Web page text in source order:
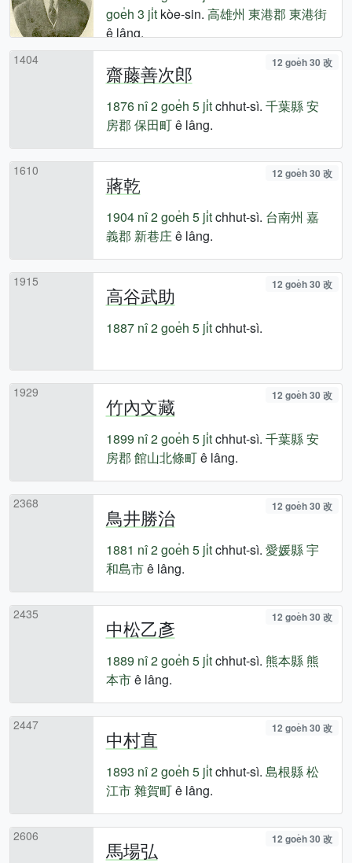
goe̍h 3 ji̍tkòe-sin. 高雄州 東港郡 東港街
ê lâng.
1404
齋藤善次郎 12 goe̍h 30 改
1876 nî2 goe̍h 5 ji̍tchhut-sì. 千葉縣安
房郡 保田町ê lâng.
1610
蔣乾 12 goe̍h 30 改
1904 nî2 goe̍h 5 ji̍tchhut-sì. 台南州 嘉
義郡 新巷庄ê lâng.
1915
高谷武助 12 goe̍h 30 改
1887 nî2 goe̍h 5 ji̍tchhut-sì.
1929
竹內文藏 12 goe̍h 30 改
1899 nî2 goe̍h 5 ji̍tchhut-sì. 千葉縣安
房郡 館山北條町ê lâng.
2368
鳥井勝治 12 goe̍h 30 改
1881 nî2 goe̍h 5 ji̍tchhut-sì. 愛媛縣宇
和島市ê lâng.
2435
中松乙彥 12 goe̍h 30 改
1889 nî2 goe̍h 5 ji̍tchhut-sì. 熊本縣 熊
本市ê lâng.
2447
中村直 12 goe̍h 30 改
1893 nî2 goe̍h 5 ji̍tchhut-sì. 島根縣松
江市雜賀町ê lâng.
2606
馬場弘 12 goe̍h 30 改